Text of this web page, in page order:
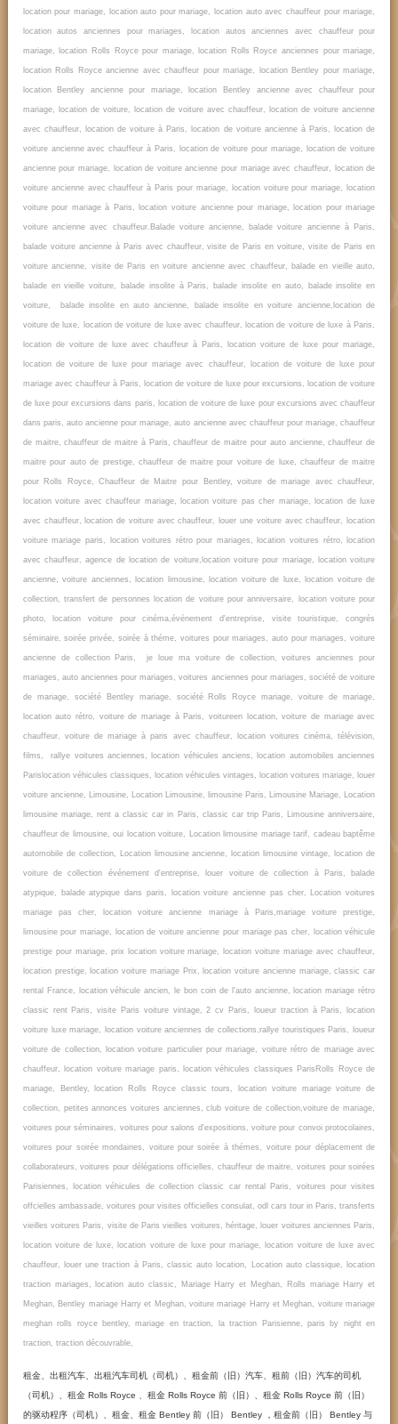
location pour mariage, location auto pour mariage, location auto avec chauffeur pour mariage,
location autos anciennes pour mariages, location autos anciennes avec chauffeur pour
mariage, location Rolls Royce pour mariage, location Rolls Royce anciennes pour mariage,
location Rolls Royce ancienne avec chauffeur pour mariage, location Bentley pour mariage,
location Bentley ancienne pour mariage, location Bentley ancienne avec chauffeur pour
mariage, location de voiture, location de voiture avec chauffeur, location de voiture ancienne
avec chauffeur, location de voiture à Paris, location de voiture ancienne à Paris, location de
voiture ancienne avec chauffeur à Paris, location de voiture pour mariage, location de voiture
ancienne pour mariage, location de voiture ancienne pour mariage avec chauffeur, location de
voiture ancienne avec chauffeur à Paris pour mariage, location voiture pour mariage, location
voiture pour mariage à Paris, location voiture ancienne pour mariage, location pour mariage
voiture ancienne avec chauffeur.Balade voiture ancienne, balade voiture ancienne à Paris,
balade voiture ancienne à Paris avec chauffeur, visite de Paris en voiture, visite de Paris en
voiture ancienne, visite de Paris en voiture ancienne avec chauffeur, balade en vieille auto,
balade en vieille voiture, balade insolite à Paris, balade insolite en auto, balade insolite en
voiture, balade insolite en auto ancienne, balade insolite en voiture ancienne,location de
voiture de luxe, location de voiture de luxe avec chauffeur, location de voiture de luxe à Paris,
location de voiture de luxe avec chauffeur à Paris, location voiture de luxe pour mariage,
location de voiture de luxe pour mariage avec chauffeur, location de voiture de luxe pour
mariage avec chauffeur à Paris, location de voiture de luxe pour excursions, location de voiture
de luxe pour excursions dans paris, location de voiture de luxe pour excursions avec chauffeur
dans paris, auto ancienne pour mariage, auto ancienne avec chauffeur pour mariage, chauffeur
de maitre, chauffeur de maitre à Paris, chauffeur de maitre pour auto ancienne, chauffeur de
maitre pour auto de prestige, chauffeur de maitre pour voiture de luxe, chauffeur de maitre
pour Rolls Royce, Chauffeur de Maitre pour Bentley, voiture de mariage avec chauffeur,
location voiture avec chauffeur mariage, location voiture pas cher mariage, location de luxe
avec chauffeur, location de voiture avec chauffeur, louer une voiture avec chauffeur, location
voiture mariage paris, location voitures rétro pour mariages, location voitures rétro, location
avec chauffeur, agence de location de voiture,location voiture pour mariage, location voiture
ancienne, voiture anciennes, location limousine, location voiture de luxe, location voiture de
collection, transfert de personnes location de voiture pour anniversaire, location voiture pour
photo, location voiture pour cinéma,événement d'entreprise, visite touristique, congrés
séminaire, soirée privée, soirée à théme, voitures pour mariages, auto pour mariages, voiture
ancienne de collection Paris, je loue ma voiture de collection, voitures anciennes pour
mariages, auto anciennes pour mariages, voitures anciennes pour mariages, société de voiture
de mariage, société Bentley mariage, société Rolls Royce mariage, voiture de mariage,
location auto rétro, voiture de mariage à Paris, voitureen location, voiture de mariage avec
chauffeur, voiture de mariage à paris avec chauffeur, location voitures cinéma, télévision,
films, rallye voitures anciennes, location véhicules anciens, location automobiles anciennes
Parislocation véhicules classiques, location véhicules vintages, location voitures mariage, louer
voiture ancienne, Limousine, Location Limousine, limousine Paris, Limousine Mariage, Location
limousine mariage, rent a classic car in Paris, classic car trip Paris, Limousine anniversaire,
chauffeur de limousine, oui location voiture, Location limousine mariage tarif, cadeau baptême
automobile de collection, Location limousine ancienne, location limousine vintage, location de
voiture de collection événement d'entreprise, louer voiture de collection à Paris, balade
atypique, balade atypique dans paris, location voiture ancienne pas cher, Location voitures
mariage pas cher, location voiture ancienne mariage à Paris,mariage voiture prestige,
limousine pour mariage, location de voiture ancienne pour mariage pas cher, location véhicule
prestige pour mariage, prix location voiture mariage, location voiture mariage avec chauffeur,
location prestige, location voiture mariage Prix, location voiture ancienne mariage, classic car
rental France, location véhicule ancien, le bon coin de l'auto ancienne, location mariage rétro
classic rent Paris, visite Paris voiture vintage, 2 cv Paris, loueur traction à Paris, location
voiture luxe mariage, location voiture anciennes de collections,rallye touristiques Paris, loueur
voiture de collection, location voiture particulier pour mariage, voiture rétro de mariage avec
chauffeur, location voiture mariage paris, location véhicules classiques ParisRolls Royce de
mariage, Bentley, location Rolls Royce classic tours, location voiture mariage voiture de
collection, petites annonces voitures anciennes, club voiture de collection,voiture de mariage,
voitures pour séminaires, voitures pour salons d'expositions, voiture pour convoi protocolaires,
voitures pour soirée mondaines, voiture pour soirée à thémes, voiture pour déplacement de
collaborateurs, voitures pour délégations officielles, chauffeur de maitre, voitures pour soirées
Parisiennes, location véhicules de collection classic car rental Paris, voitures pour visites
offcielles ambassade, voitures pour visites officielles consulat, odl cars tour in Paris, transferts
vieilles voitures Paris, visite de Paris vieilles voitures, héritage, louer voitures anciennes Paris,
location voiture de luxe, location voiture de luxe pour mariage, location voiture de luxe avec
chauffeur, louer une traction à Paris, classic auto location, Location auto classique, location
traction mariages, location auto classic, Mariage Harry et Meghan, Rolls mariage Harry et
Meghan, Bentley mariage Harry et Meghan, voiture mariage Harry et Meghan, voiture mariage
meghan rolls royce bentley, mariage en traction, la traction Parisienne, paris by night en
traction, traction découvrable,
租金、出租汽车、出租汽车司机（司机）、租金前（旧）汽车、租前（旧）汽车的司机
（司机）、租金 Rolls Royce 、租金 Rolls Royce 前（旧）、租金 Rolls Royce 前（旧）
的驱动程序（司机）、租金、租金 Bentley 前（旧） Bentley ，租金前（旧） Bentley 与